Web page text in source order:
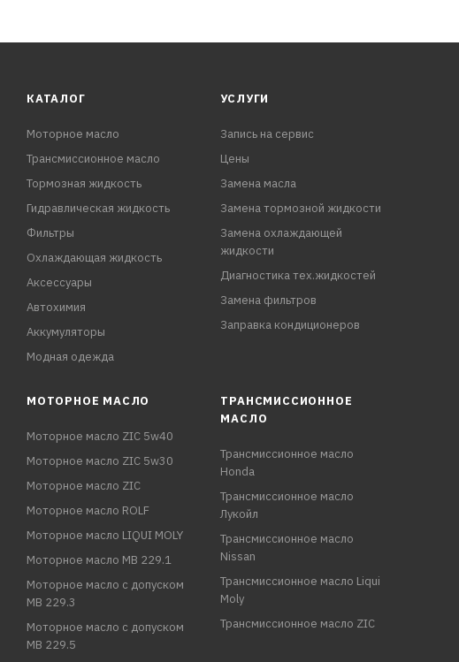
КАТАЛОГ
Моторное масло
Трансмиссионное масло
Тормозная жидкость
Гидравлическая жидкость
Фильтры
Охлаждающая жидкость
Аксессуары
Автохимия
Аккумуляторы
Модная одежда
УСЛУГИ
Запись на сервис
Цены
Замена масла
Замена тормозной жидкости
Замена охлаждающей
жидкости
Диагностика тех.жидкостей
Замена фильтров
Заправка кондиционеров
МОТОРНОЕ МАСЛО
Моторное масло ZIC 5w40
Моторное масло ZIC 5w30
Моторное масло ZIC
Моторное масло ROLF
Моторное масло LIQUI MOLY
Моторное масло MB 229.1
Моторное масло с допуском
MB 229.3
Моторное масло с допуском
MB 229.5
ТРАНСМИССИОННОЕ
МАСЛО
Трансмиссионное масло
Honda
Трансмиссионное масло
Лукойл
Трансмиссионное масло
Nissan
Трансмиссионное масло Liqui
Moly
Трансмиссионное масло ZIC